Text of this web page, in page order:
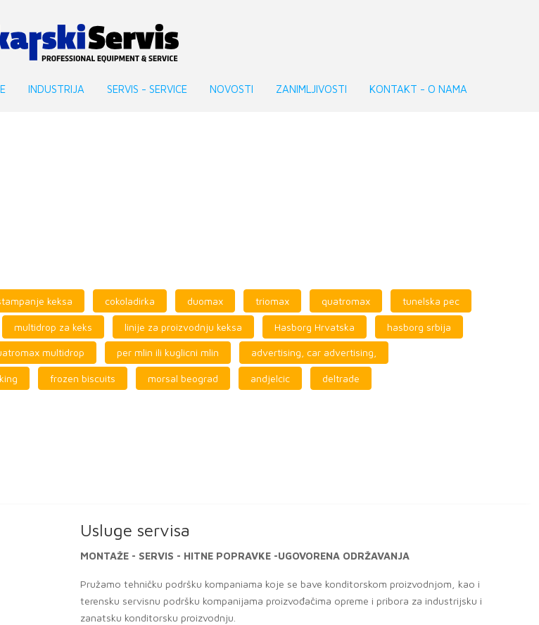
INDUSTRIJA SERVIS - SERVICE NOVOSTI ZANIMLJIVOSTI KONTAKT - O NAMA
keksa cokoladirka duomax triomax quatromax tunelska pec
multidrop za keks linije za proizvodnju keksa Hasborg Hrvatska hasborg srbija
multidrop per mlin ili kuglicni mlin advertising, car advertising,
frozen biscuits morsal beograd andjelcic deltrade
Usluge servisa
MONTAŽE - SERVIS - HITNE POPRAVKE -UGOVORENA ODRŽAVANJA
Pružamo tehničku podršku kompaniama koje se bave konditorskom proizvodnjom, kao i
terensku servisnu podršku kompanijama proizvođačima opreme i pribora za industrijsku i
zanatsku konditorsku proizvodnju.